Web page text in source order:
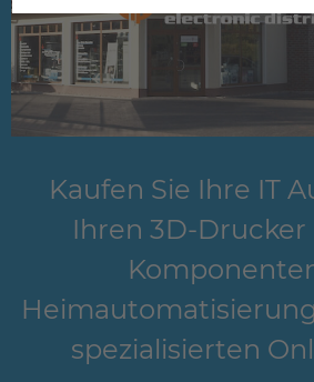
Kaufen Sie Ihre IT
Ihren 3D-
spezialisierten